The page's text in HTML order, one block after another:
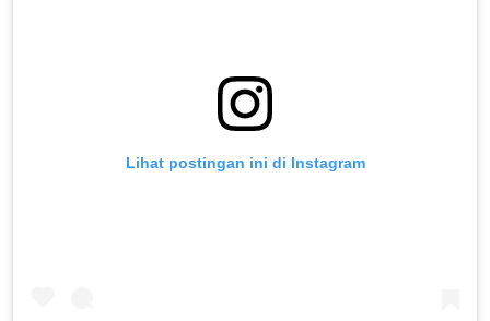
Lihat postingan ini di Instagram